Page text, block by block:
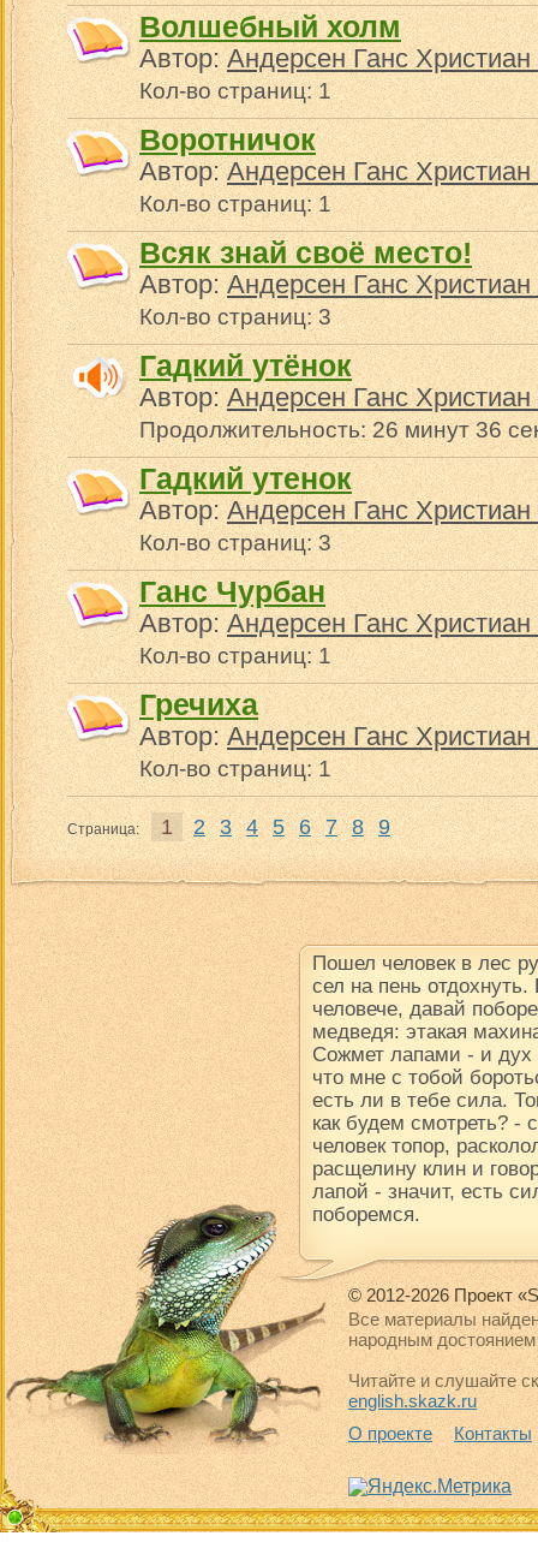
Волшебный холм
Автор:Андерсен Ганс Христиан
Кол-во страниц: 1
Воротничок
Автор:Андерсен Ганс Христиан
Кол-во страниц: 1
Всяк знай своё место!
Автор:Андерсен Ганс Христиан
Кол-во страниц: 3
Гадкий утёнок
Автор:Андерсен Ганс Христиан
Продолжительность: 26 минут 36
Гадкий утенок
Автор:Андерсен Ганс Христиан
Кол-во страниц: 3
Ганс Чурбан
Автор:Андерсен Ганс Христиан
Кол-во страниц: 1
Гречиха
Автор:Андерсен Ганс Христиан
Кол-во страниц: 1
Страница: 1 2 3 4 5 6 7 8 9
Пошел человек в лес
сел на пень
человече, давай
медведя: этакая
Сожмет лапами - и дух
что мне с тобой
есть ли в тебе сила.
как будем смотреть? -
человек топор,
расщелину клин и
лапой - значит, есть
поборемся.
© 2012-2026 Проект
Все материалы
народным достоянием
Читайте и слушайте
english.skazk.ru
О проекте
Контакты